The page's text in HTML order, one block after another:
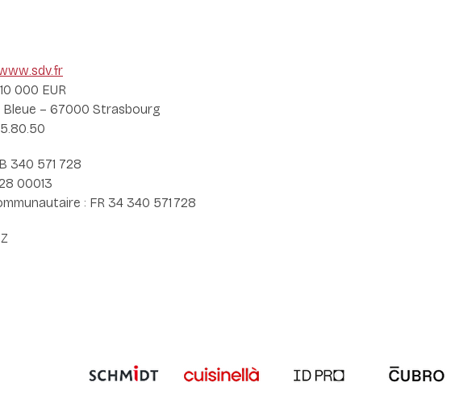
000 EUR
Bleue – 67000 Strasbourg
340 571 728
00013
: FR 34 340 571 728